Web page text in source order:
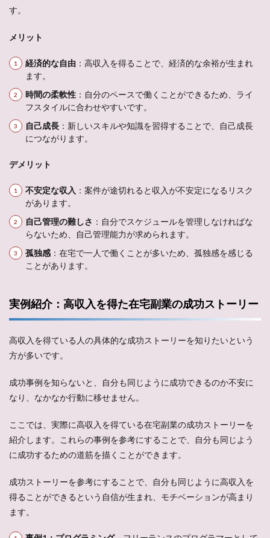
す。
メリット
経済的な自由 ：高収入を得ることで、経済的な余裕が生まれ
ます。
時間の柔軟性 ：自分のペースで働くことができるため、ライ
フスタイルに合わせやすいです。
自己成長 ：新しいスキルや知識を習得することで、自己成長
につながります。
デメリット
不安定な収入 ：案件が途切れると収入が不安定になるリスク
があります。
自己管理の難しさ ：自分でスケジュールを管理しなければな
らないため、自己管理能力が求められます。
孤独感 ：在宅で一人で働くことが多いため、孤独感を感じる
ことがあります。
実例紹介：高収入を得た在宅副業の成功ストーリー
高収入を得ている人の具体的な成功ストーリーを知りたいという
方が多いです。
成功事例を知らないと、自分も同じように成功できるのか不安に
なり、なかなか行動に移せません。
ここでは、実際に高収入を得ている在宅副業の成功ストーリーを
紹介します。これらの事例を参考にすることで、自分も同じよう
に成功するための道筋を描くことができます。
成功ストーリーを参考にすることで、自分も同じように高収入を
得ることができるという自信が生まれ、モチベーションが高まり
ます。